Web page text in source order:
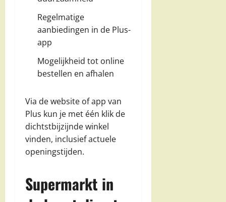
Regelmatige
aanbiedingen in de Plus-
app
Mogelijkheid tot online
bestellen en afhalen
Via de website of app van
Plus kun je met één klik de
dichtstbijzijnde winkel
vinden, inclusief actuele
openingstijden.
Supermarkt in